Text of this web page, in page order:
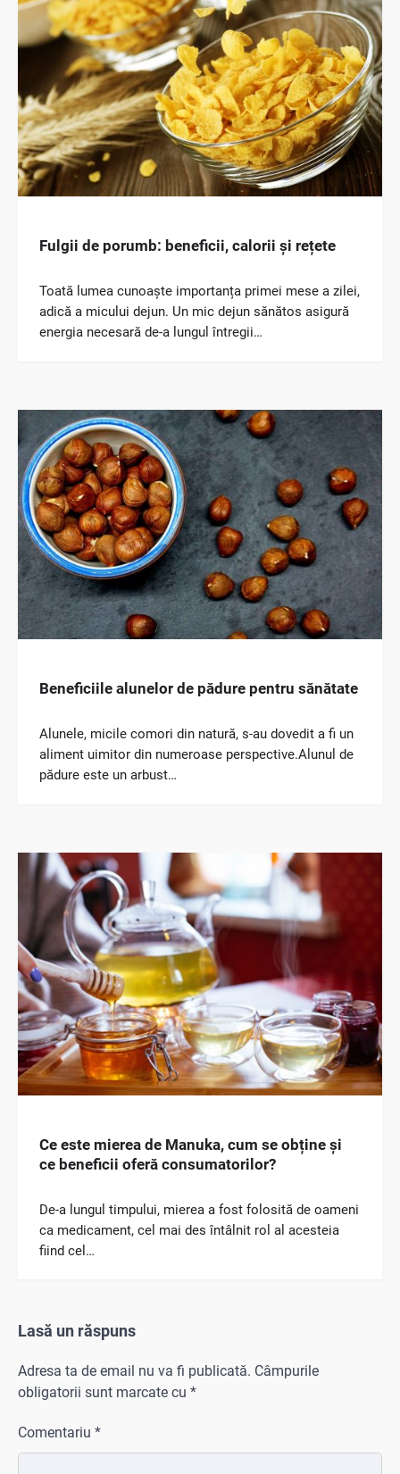
Fulgii de porumb: beneficii, calorii și rețete
Toată lumea cunoaște importanța primei mese a zilei,
adică a micului dejun. Un mic dejun sănătos asigură
energia necesară de-a lungul întregii…
Beneficiile alunelor de pădure pentru sănătate
Alunele, micile comori din natură, s-au dovedit a fi un
aliment uimitor din numeroase perspective.Alunul de
pădure este un arbust…
Ce este mierea de Manuka, cum se obține și
ce beneficii oferă consumatorilor?
De-a lungul timpului, mierea a fost folosită de oameni
ca medicament, cel mai des întâlnit rol al acesteia
fiind cel…
Lasă un răspuns
Adresa ta de email nu va fi publicată. Câmpurile
obligatorii sunt marcate cu *
Comentariu *